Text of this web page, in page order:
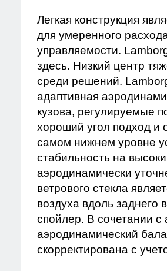
Легкая конструкция
для умеренного
управляемости.
здесь. Низкий центр
среди решений.
адаптивная
кузова, регулируемые
хороший угол подход и
самом нижнем уровне
стабильность на
аэродинамически
ветрового стекла
воздуха вдоль заднего
спойлер. В сочетании
аэродинамический
скорректирована с